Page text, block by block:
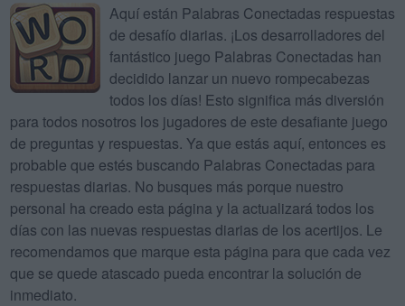
Aquí están Palabras Conectadas respuestas
de desafío diarias. ¡Los desarrolladores del
fantástico juego Palabras Conectadas han
decidido lanzar un nuevo rompecabezas
todos los días! Esto significa más diversión
para todos nosotros los jugadores de este desafiante juego
de preguntas y respuestas. Ya que estás aquí, entonces es
probable que estés buscando Palabras Conectadas para
respuestas diarias. No busques más porque nuestro
personal ha creado esta página y la actualizará todos los
días con las nuevas respuestas diarias de los acertijos. Le
recomendamos que marque esta página para que cada vez
que se quede atascado pueda encontrar la solución de
inmediato.